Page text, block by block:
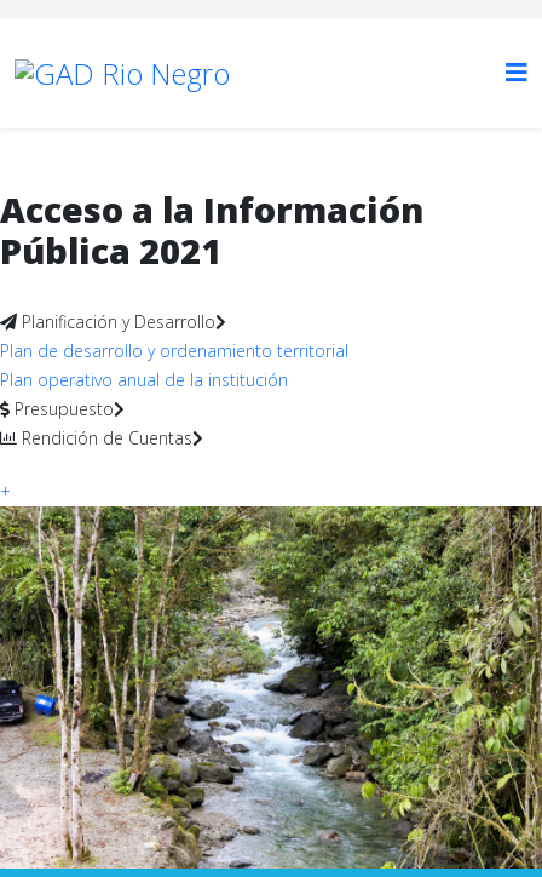
Acceso a la Información
Pública 2021
Planificación y Desarrollo
Plan de desarrollo y ordenamiento territorial
Plan operativo anual de la institución
Presupuesto
Rendición de Cuentas
+